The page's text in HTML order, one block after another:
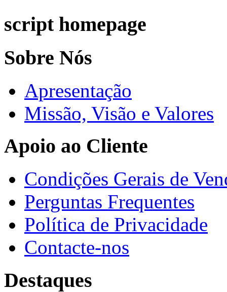
script homepage
Sobre Nós
Apresentação
Missão, Visão e Valores
Apoio ao Cliente
Condições Gerais de
Perguntas Frequentes
Política de Privacidade
Contacte-nos
Destaques